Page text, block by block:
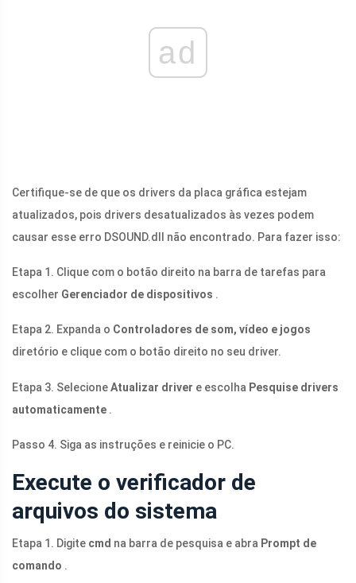
ad
Certifique-se de que os drivers da placa gráfica estejam
atualizados, pois drivers desatualizados às vezes podem
causar esse erro DSOUND.dll não encontrado. Para fazer isso:
Etapa 1. Clique com o botão direito na barra de tarefas para
escolher Gerenciador de dispositivos .
Etapa 2. Expanda o Controladores de som, vídeo e jogos
diretório e clique com o botão direito no seu driver.
Etapa 3. SelecioneAtualizar driver e escolha Pesquise drivers
automaticamente .
Passo 4. Siga as instruções e reinicie o PC.
Execute o verificador de
arquivos do sistema
Etapa 1. Digite cmd na barra de pesquisa e abra Prompt de
comando .